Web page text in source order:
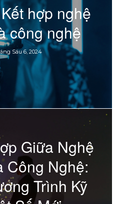
hợp nghệ
công nghệ
Sáu 6, 2024
Giữa Nghệ
Công Nghệ:
Trình Kỹ